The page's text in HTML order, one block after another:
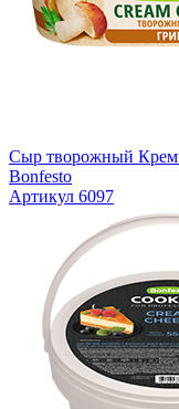
Сыр творожный
Bonfesto
Артикул 6097